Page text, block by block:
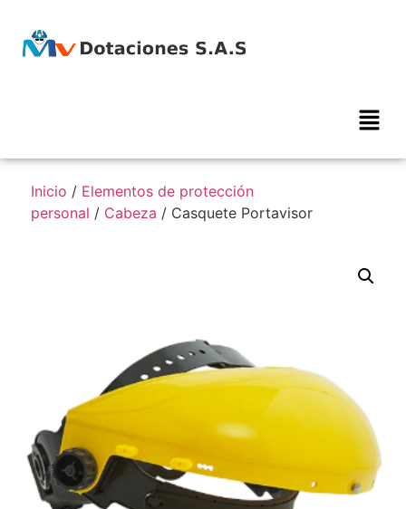
Inicio / Elementos de protección
personal / Cabeza / Casquete Portavisor